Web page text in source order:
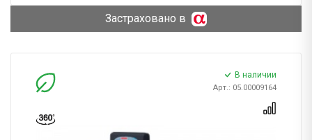
Застраховано в
В наличии
Арт.: 05.00009164